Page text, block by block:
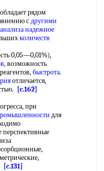
обладает рядом
сдругими
надежное
количеств
0,05—0,01%),
, возможность
быстрота.
отличается,
[c.162]
при
для
перспективные
[c.131]